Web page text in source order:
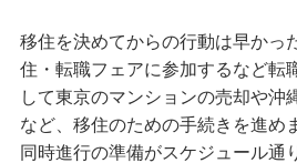
移住を決めてからの行動は早かっ
住・転職フェアに参加するなど転
して東京のマンションの売却や沖
など、移住のための手続きを進め
同時進行の準備がスケジュール通